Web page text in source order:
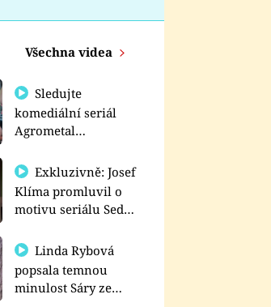
Všechna videa
Sledujte
komediální seriál
Agrometal
prima+
Exkluzivně: Josef
Klíma promluvil o
motivu seriálu Sedm
Linda Rybová
popsala temnou
minulost Sáry ze